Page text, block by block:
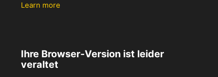
Learn more
Ihre Browser-Version ist leider
veraltet